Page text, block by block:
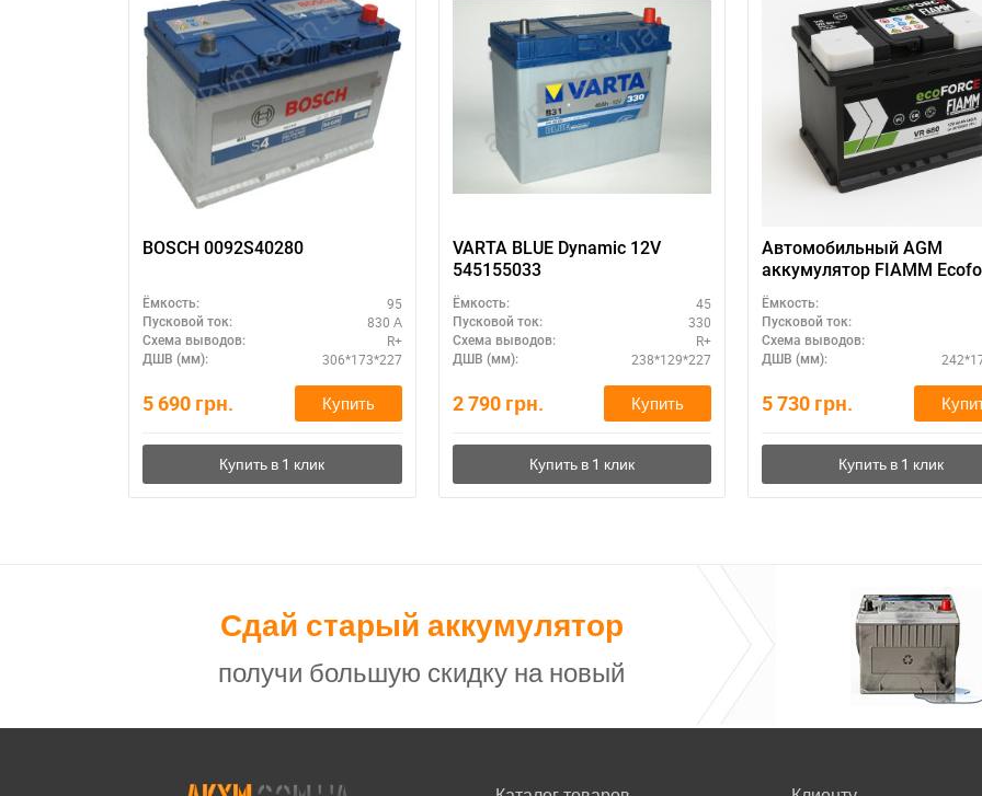
BOSCH 0092S40280
Ёмкость: 95
Пусковой ток: 830 А
Схема выводов: R+
ДШВ (мм): 306*173*227
5 690 грн. Купить
VARTA BLUE Dynamic 12V
545155033
Ёмкость: 45
Пусковой ток: 330
Схема выводов: R+
ДШВ (мм): 238*129*227
2 790 грн. Купить
Автомобильный AGM
аккумулятор FIAMM
60Ah R+ — купить в
Ёмкость:
Пусковой ток:
Схема выводов:
ДШВ (мм):
5 730 грн.
Сдай старый аккумулятор
получи большую скидку на новый